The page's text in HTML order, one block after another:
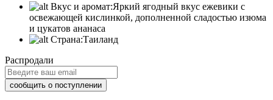
Вкус и аромат:Яркий ягодный вкус ежевики с
освежающей кислинкой, дополненной сладостью изюма
и цукатов ананаса
Страна:Таиланд
Распродали